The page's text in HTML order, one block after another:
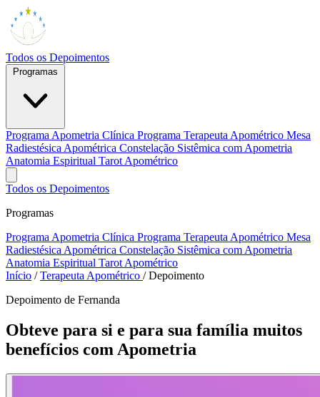
Todos os Depoimentos
Programa Apometria Clínica Programa Terapeuta Apométrico Mesa
Radiestésica Apométrica Constelação Sistêmica com Apometria
Anatomia Espiritual Tarot Apométrico
Todos os Depoimentos
Programas
Programa Apometria Clínica Programa Terapeuta Apométrico Mesa
Radiestésica Apométrica Constelação Sistêmica com Apometria
Anatomia Espiritual Tarot Apométrico
Início / Terapeuta Apométrico / Depoimento
Depoimento de Fernanda
Obteve para si e para sua família muitos
benefícios com Apometria